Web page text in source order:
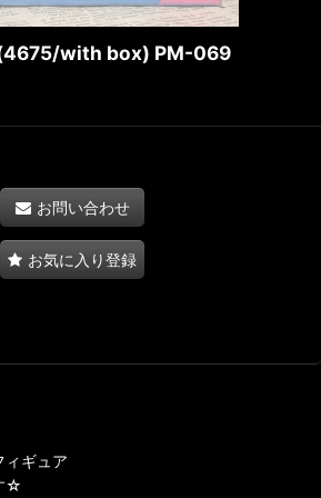
with box) PM-069
お問い合わせ
お気に入り登録
ィギュア
☆